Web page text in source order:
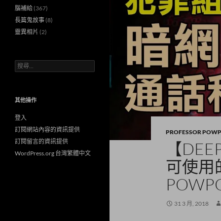
PROFESSOR
【
可使用
31 3 月, 2018
腦補給 (367)
長篇鬼故事 (8)
靈異相片 (2)
搜
尋
字:
其他操作
登入
訂閱網站內容的資訊提供
訂閱留言的資訊提供
WordPress.org 台灣繁體中文